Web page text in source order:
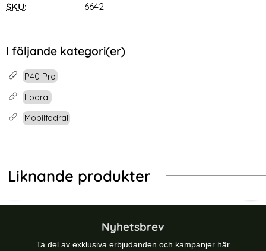
SKU: 6642
I följande kategori(er)
P40 Pro
Fodral
Mobilfodral
Liknande produkter
Läder - Välj Färg! (Svart)
P40 Pro - Plånboksfodral I Äkta Läder - Brun (Brun)
Huawei P40 Pro - Mandala
Nyhetsbrev
Ta del av exklusiva erbjudanden och kampanjer här